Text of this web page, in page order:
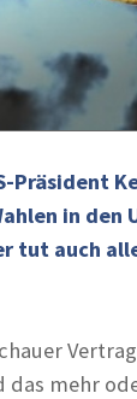
Präsident
in den
tut auch
das mehr